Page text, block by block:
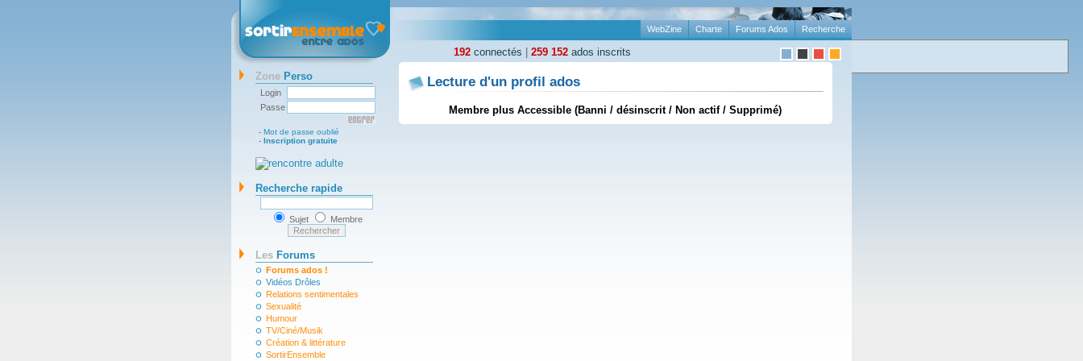
Recherche
Forums Ados
Charte
WebZine
192 connectés 259 152 ados inscrits
Zone Perso
Login
Passe
- Mot de passe oublié
- Inscription gratuite
Recherche rapide
Sujet Membre
Les Forums
Forums ados !
Vidéos Drôles
Relations sentimentales
Sexualité
Humour
TV/Ciné/Musik
Création & littérature
SortirEnsemble
Lecture d'un profil ados
Membre plus Accessible (Banni / désinscrit / Non actif / Supprimé)